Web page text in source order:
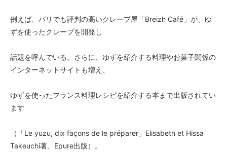
例えば、パリでも評判の高いクレープ屋「Breizh Café」が、ゆ
ずを使ったクレープを開発し
話題を呼んでいる。さらに、ゆずを紹介する料理やお菓子関係の
インターネットサイトも増え、
ゆずを使ったフランス料理レシピを紹介する本まで出版されてい
ます
（「Le yuzu, dix façons de le préparer」Elisabeth et Hissa
Takeuchi著、Epure出版）。